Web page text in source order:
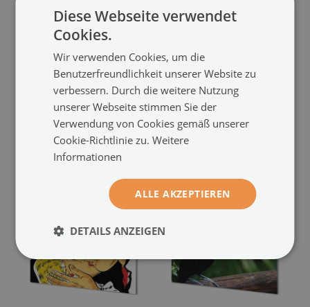
Acrylglasbilder
Grand Canyon Landschaft
(#117084793)
Größe von: 100x50 cm
104.99 €
Acrylglasbilder
Schwarzes Pferd Wiese Tiere
(#114050824)
Größe von: 100x50 cm
Diese Webseite verwendet
Cookies.
Wir verwenden Cookies, um die
Benutzerfreundlichkeit unserer Website zu
verbessern. Durch die weitere Nutzung
unserer Webseite stimmen Sie der
Verwendung von Cookies gemäß unserer
Cookie-Richtlinie zu.Weitere
Informationen
ALLE AKZEPTIEREN
DETAILS ANZEIGEN